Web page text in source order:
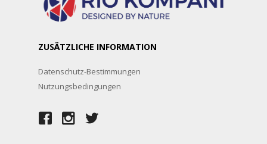
ZUSÄTZLICHE INFORMATION
Datenschutz-Bestimmungen
Nutzungsbedingungen